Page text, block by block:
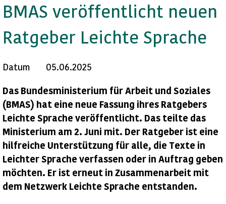
BMAS veröffentlicht neuen
Ratgeber Leichte Sprache
Datum 05.06.2025
Das Bundesministerium für Arbeit und Soziales
(BMAS) hat eine neue Fassung ihres Ratgebers
Leichte Sprache veröffentlicht. Das teilte das
Ministerium am 2. Juni mit. Der Ratgeber ist eine
hilfreiche Unterstützung für alle, die Texte in
Leichter Sprache verfassen oder in Auftrag geben
möchten. Er ist erneut in Zusammenarbeit mit
dem Netzwerk Leichte Sprache entstanden.